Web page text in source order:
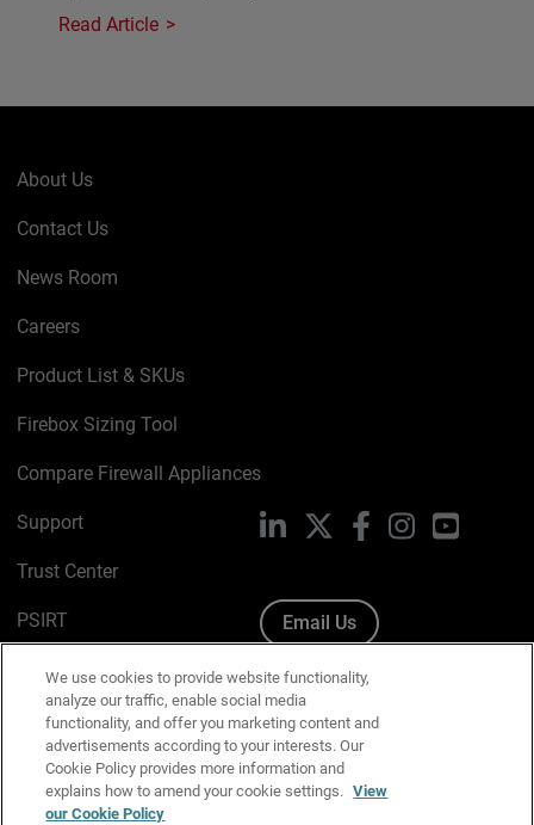
Read Article
About Us
Contact Us
News Room
Careers
Product List & SKUs
Firebox Sizing Tool
Compare Firewall Appliances
Support
Trust Center
PSIRT
Cookie Policy
Privacy Policy
Media & Brand Kit
Manage Email Preferences
LinkedIn FacebookInstagramYouTube
Email Us
We use cookies to provide website functionality,
analyze our traffic, enable social media
functionality, and offer you marketing content and
advertisements according to your interests. Our
Cookie Policy provides more information and
explains how to amend your cookie settings. View
our Cookie Policy